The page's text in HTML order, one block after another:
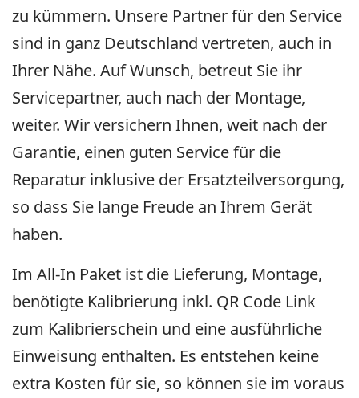
zu kümmern. Unsere Partner für den Service
sind in ganz Deutschland vertreten, auch in
Ihrer Nähe. Auf Wunsch, betreut Sie ihr
Servicepartner, auch nach der Montage,
weiter. Wir versichern Ihnen, weit nach der
Garantie, einen guten Service für die
Reparatur inklusive der Ersatzteilversorgung,
so dass Sie lange Freude an Ihrem Gerät
haben.
Im All-In Paket ist die Lieferung, Montage,
benötigte Kalibrierung inkl. QR Code Link
zum Kalibrierschein und eine ausführliche
Einweisung enthalten. Es entstehen keine
extra Kosten für sie, so können sie im voraus